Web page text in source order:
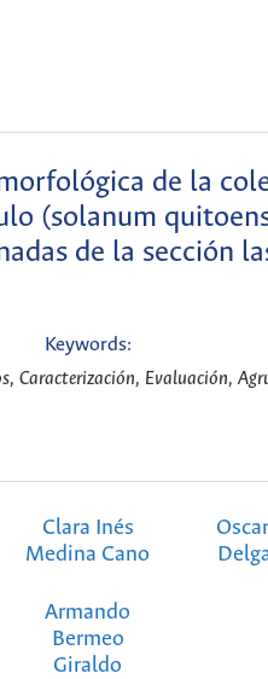
de la
(solanum
de la sección
Keywords:
Caracterización, Evaluación,
Clara Inés
Medina Cano
Armando
Bermeo
Giraldo